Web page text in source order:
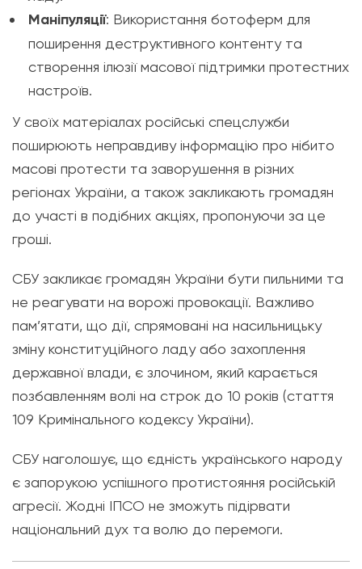
Маніпуляції: Використання ботоферм для
поширення деструктивного контенту та
створення ілюзії масової підтримки протестних
настроїв.
У своїх матеріалах російські спецслужби
поширюють неправдиву інформацію про нібито
масові протести та заворушення в різних
регіонах України, а також закликають громадян
до участі в подібних акціях, пропонуючи за це
гроші.
СБУ закликає громадян України бути пильними та
не реагувати на ворожі провокації. Важливо
пам’ятати, що дії, спрямовані на насильницьку
зміну конституційного ладу або захоплення
державної влади, є злочином, який карається
позбавленням волі на строк до 10 років (стаття
109 Кримінального кодексу України).
СБУ наголошує, що єдність українського народу
є запорукою успішного протистояння російській
агресії. Жодні ІПСО не зможуть підірвати
національний дух та волю до перемоги.